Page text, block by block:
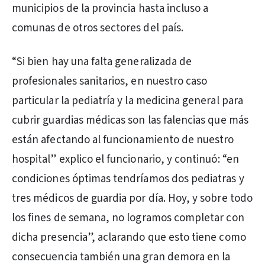
municipios de la provincia hasta incluso a
comunas de otros sectores del país.
“Si bien hay una falta generalizada de
profesionales sanitarios, en nuestro caso
particular la pediatría y la medicina general para
cubrir guardias médicas son las falencias que más
están afectando al funcionamiento de nuestro
hospital” explico el funcionario, y continuó: “en
condiciones óptimas tendríamos dos pediatras y
tres médicos de guardia por día. Hoy, y sobre todo
los fines de semana, no logramos completar con
dicha presencia”, aclarando que esto tiene como
consecuencia también una gran demora en la